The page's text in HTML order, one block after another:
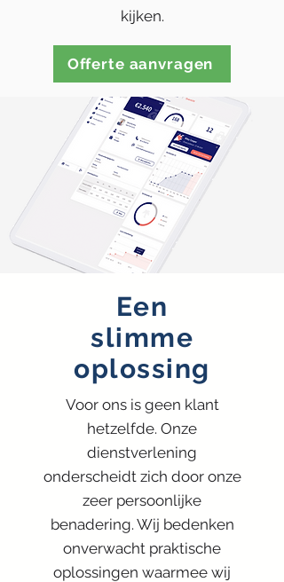
kijken.
Offerte aanvragen
Een
slimme
oplossing
Voor ons is geen klant
hetzelfde. Onze
dienstverlening
onderscheidt zich door onze
zeer persoonlijke
benadering. Wij bedenken
onverwacht praktische
oplossingen waarmee wij